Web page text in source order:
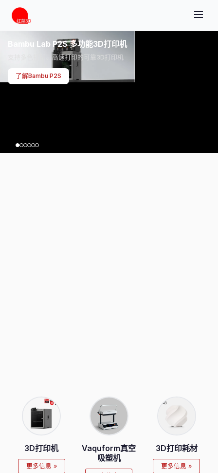
Bambu Lab P2S 多功能3D打印机
支持多色打印、高速打印的可靠3D打印机
了解Bambu P2S
3D打印机
更多信息 »
Vaquform真空
吸塑机
3D打印耗材
更多信息 »